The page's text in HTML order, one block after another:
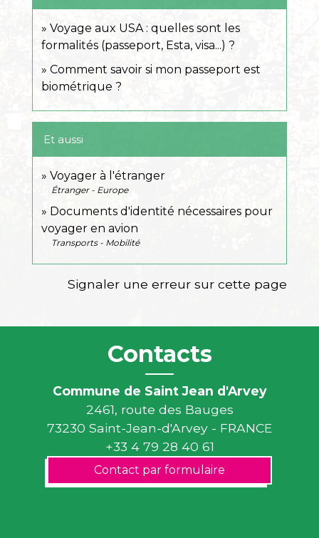
Voyage aux USA : quelles sont les
formalités (passeport, Esta, visa...) ?
Comment savoir si mon passeport est
biométrique ?
Et aussi
Voyager à l'étranger
Étranger - Europe
Documents d'identité nécessaires pour
voyager en avion
Transports - Mobilité
Signaler une erreur sur cette page
Contacts
Commune de Saint Jean d'Arvey
2461, route des Bauges
73230 Saint-Jean-d'Arvey - FRANCE
+33 4 79 28 40 61
Contact par formulaire